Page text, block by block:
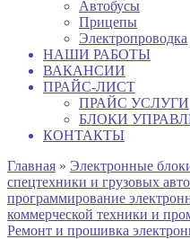
Автобусы
Прицепы
Электропроводка
НАШИ РАБОТЫ
ВАКАНСИИ
ПРАЙС-ЛИСТ
ПРАЙС УСЛУГИ
БЛОКИ
КОНТАКТЫ
Главная » Электронные
спецтехники и грузовых
программирование
коммерческой техники и
Ремонт и прошивка